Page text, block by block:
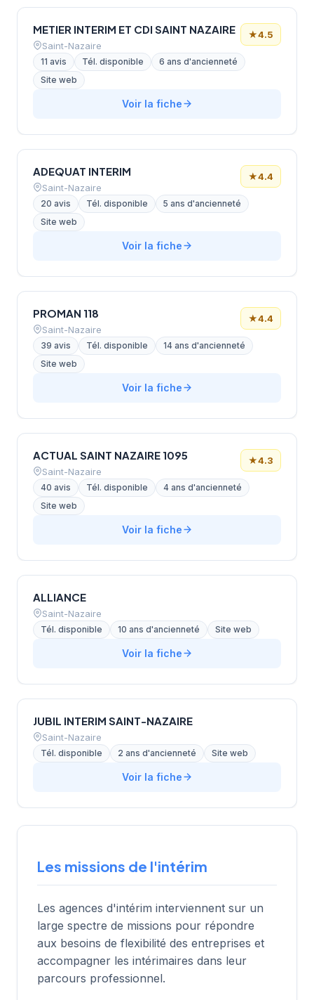
METIER INTERIM ET CDI SAINT NAZAIRE
Saint-Nazaire
★4.5
11 avis Tél. disponible
6 ans d'ancienneté
Site web
Voir la fiche
ADEQUAT INTERIM
Saint-Nazaire
★4.4
20 avis Tél. disponible
5 ans d'ancienneté
Site web
Voir la fiche
PROMAN 118
Saint-Nazaire
★4.4
39 avis Tél. disponible
14 ans d'ancienneté
Site web
Voir la fiche
ACTUAL SAINT NAZAIRE 1095
Saint-Nazaire
★4.3
40 avis Tél. disponible
4 ans d'ancienneté
Site web
Voir la fiche
ALLIANCE
Saint-Nazaire
Tél. disponible 10 ans d'ancienneté Site web
Voir la fiche
JUBIL INTERIM SAINT-NAZAIRE
Saint-Nazaire
Tél. disponible 2 ans d'ancienneté Site web
Voir la fiche
Les missions de l'intérim
Les agences d'intérim interviennent sur un
large spectre de missions pour répondre
aux besoins de flexibilité des entreprises et
accompagner les intérimaires dans leur
parcours professionnel.